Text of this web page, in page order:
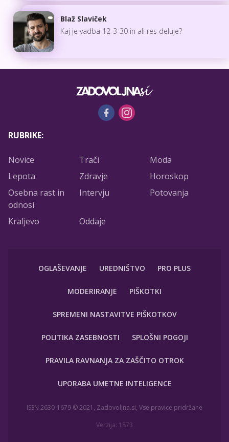
Blaž Slaviček
Kaj je vadba 12-3-30 in ali res deluje?
RUBRIKE:
Novice Trači
Moda
Lepota
Zdravje
Horoskop
Osebna rast in
odnosi
Intervju Potovanja
Kraljevo Oddaje
OGLAŠEVANJE UREDNIŠTVO PRO PLUS
MODERIRANJE PIŠKOTKI
SPREMENI NASTAVITVE PIŠKOTKOV
POLITIKA ZASEBNOSTI SPLOŠNI POGOJI
PRAVILA RAVNANJA ZA ZAŠČITO OTROK
UPORABA UMETNE INTELIGENCE
ISSN 2630-1679 © 2021, Zadovoljna.si, Vse pravice pridržane
Verzija: 1873